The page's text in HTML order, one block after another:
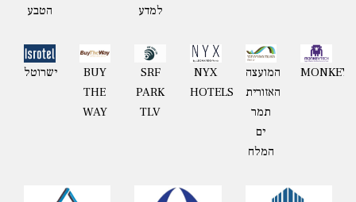
הטבע
למדע
ישרוטל
BUY
THE
WAY
SRF
PARK
TLV
NYX
HOTELS
המועצה
האזורית
תמר
ים
המלח